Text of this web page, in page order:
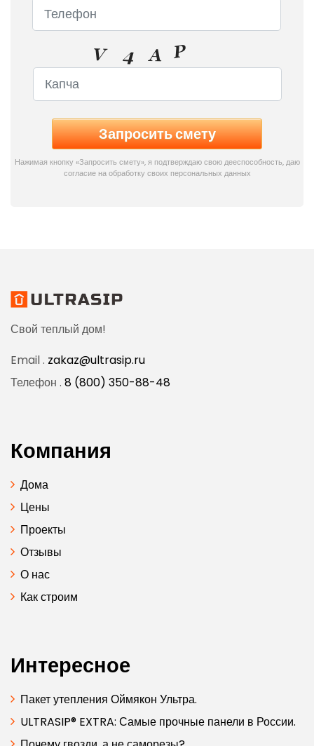
Нажимая кнопку «Запросить смету», я подтверждаю свою дееспособность, даю
согласие на обработку своих персональных данных
Свой теплый дом!
Email . zakaz@ultrasip.ru
Телефон . 8 (800) 350-88-48
Компания
Дома
Цены
Проекты
Отзывы
О нас
Как строим
Интересное
Пакет утепления Оймякон Ультра.
ULTRASIP® EXTRA: Самые прочные панели в России.